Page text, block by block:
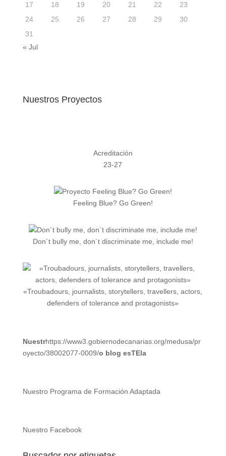
17
18 19 20 21 22
23
24
25 26 27 28 29
30
31
« Jul
Nuestros Proyectos
Acreditación
23-27
Feeling Blue? Go Green!
Don´t bully me, don´t discriminate me, include me!
«Troubadours, journalists, storytellers, travellers, actors,
defenders of tolerance and protagonists»
Nuestrhttps://www3.gobiernodecanarias.org/medusa/pr
oyecto/38002077-0009/o blog esTEla
Nuestro Programa de Formación Adaptada
Nuestro Facebook